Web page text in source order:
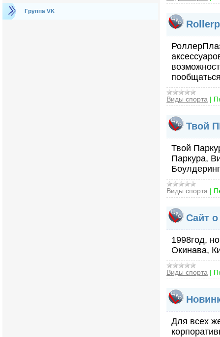
Группа VK
Виды спорта |
Твой
Твой
Паркура,
Боулдеринг
Виды спорта |
Сайт
1998год,
Окинава,
Виды спорта |
Для всех